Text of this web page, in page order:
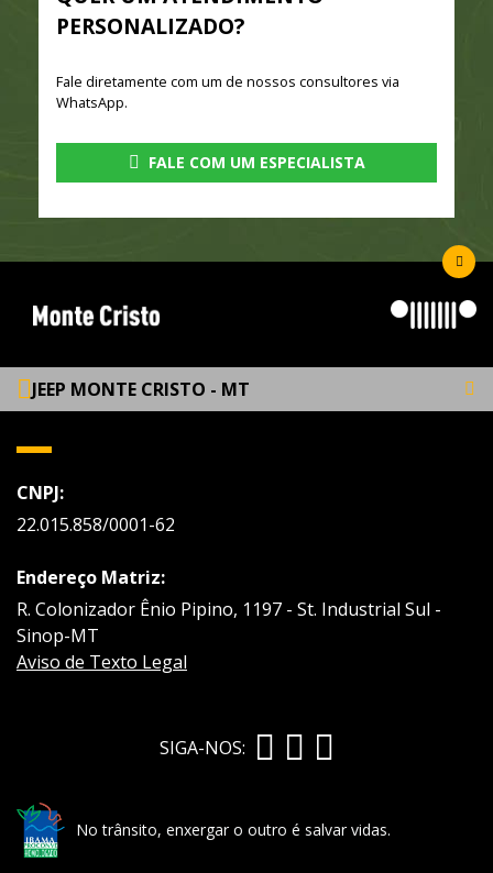
PERSONALIZADO?
Fale diretamente com um de nossos consultores via
WhatsApp.
FALE COM UM ESPECIALISTA
JEEP MONTE CRISTO - MT
CNPJ:
22.015.858/0001-62
Endereço Matriz:
R. Colonizador Ênio Pipino, 1197 - St. Industrial Sul -
Sinop-MT
Aviso de Texto Legal
SIGA-NOS:
No trânsito, enxergar o outro é salvar vidas.